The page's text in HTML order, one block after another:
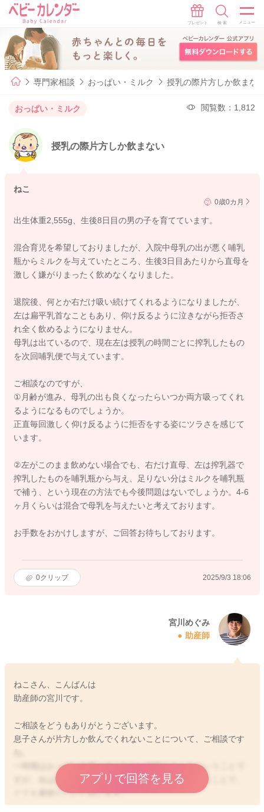
専門家相談 おっぱい・ミルク 授乳の際片方しか飲まな
おっぱい・ミルク 閲覧数：1,812
授乳の際片方しか飲まない
ねこ
0歳0カ月
出生体重2,555g、生後8日目の男の子を育てています。
混合育児を希望しておりましたが、入院中母乳の出が悪く哺乳
瓶からミルクを与えていたところ、生後3日目あたりから直母を
激しく嫌がりまったく飲めなくなりました。
退院後、何とか右だけ吸い続けてくれるようになりましたが、
左は扁平乳首なこともあり、仰け反るように泣きながら拒否さ
れ全く飲めるようになりません。
母乳は出ているので、現在左は授乳の時間ごとに搾乳したもの
を次回哺乳便で与えています。
ご相談なのですが、
①月齢が進み、母乳の出も良くなったらいつか両方吸ってくれ
るようになるものでしょうか。
正直毎回激しく仰け反るように拒否をする姿にツラさを感じて
います。
②左がこのまま飲めない場合でも、右だけ直母、左は搾乳器で
搾乳したものを哺乳瓶から与え、足りない分はミルクを哺乳瓶
で補う、という現在の方法でも今後問題はないでしょうか。4-6
ヶ月くらいは混合で母乳を与えたいと考えております。
お手数をおかけしますが、ご回答お待ちしております。
0クリップ 2025/9/3 18:06
宮川めぐみ
助産師
ねこさん、こんばんは
助産師の宮川です。
ご相談をどうもありがとうございます。
息子さんが片方しか飲んでくれないことについて、ご相談です
一時期はおっぱいを吸ってくれない時期もあったということで
すが、右はなんとか吸ってくれるようになったということで、
とても素晴らしいと思います。
扁平で吸うのが難しいという左側も搾乳を続けておられるよう
アプリで回答を見る